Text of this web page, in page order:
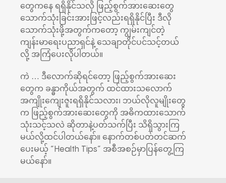
တွေကနေ ရရှိနိုင်သလို ဖြည့်စွက်အားဆေးတွေ
သောက်သုံးခြင်းအားဖြင့်လည်းရရှိနိုင်ပြီး ဒီလို
သောက်သုံးဖို့အတွက်ကတော့ ကျွမ်းကျင်တဲ့
ကျန်းမာရေးပညာရှင်နဲ့ သေချာတိုင်ပင်သင့်တယ်
လို့ အကြံပေးလိုပါတယ်။
ကဲ … ဒီလောက်ဆိုရင်တော့ ဖြည့်စွက်အားဆေး
တွေက ခန္ဓာကိုယ်အတွက် ထင်ထားသလောက်
အကျိုးကျေးဇူးရရှိနိုင်သလား၊ ဘယ်လိုလူမျိုးတွေ
က ဖြည့်စွက်အားဆေးတွေကို အဓိကထားသောက်
သုံးသင့်သလဲ ဆိုတာနဲ့ပတ်သက်ပြီး သိရှိသွားကြ
မယ်လို့ထင်ပါတယ်နော်။ နောက်တစ်ပတ်တင်ဆက်
ပေးမယ့် “Health Tips” အစီအစဉ်မှာပြန်တွေ့ကြ
မယ်နော်။